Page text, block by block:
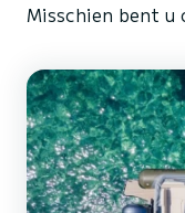
Misschien bent u